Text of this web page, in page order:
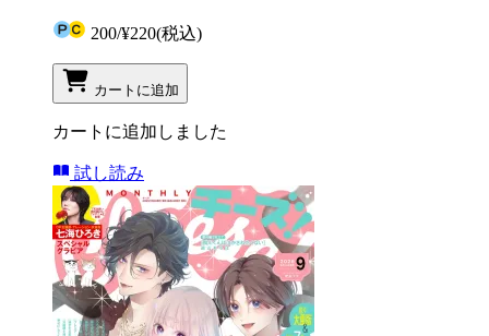
200/¥220(税込)
カートに追加
カートに追加しました
試し読み